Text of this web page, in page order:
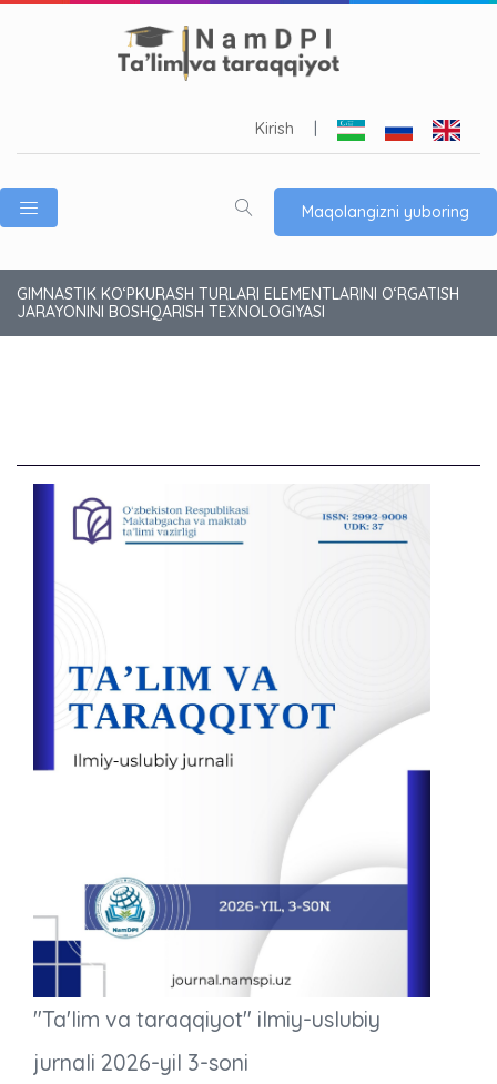
Kirish
Maqolangizni yuboring
GIMNASTIK KO‘PKURASH TURLARI ELEMENTLARINI O‘RGATISH
JARAYONINI BOSHQARISH TEXNOLOGIYASI
"Ta'lim va taraqqiyot" ilmiy-uslubiy
jurnali 2026-yil 3-soni